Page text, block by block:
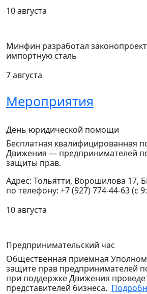
10 августа
Минфин разработал
импортную сталь
7 августа
Мероприятия
День юридической помощи
Бесплатная квалифицированная
Движения — предпринимателей
защиты прав.
Адрес: Тольятти, Ворошилова 17,
по телефону: +7 (927) 774-44-63 (с
10 августа
Предпринимательский час
Общественная приемная
защите прав предпринимателей
при поддержке Движения
представителей бизнеса.